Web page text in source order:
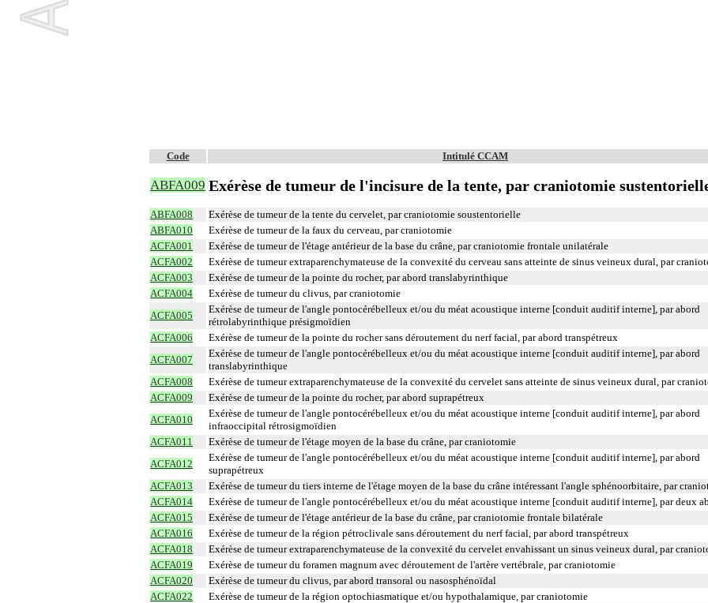
Code Intitulé CCAM
ABFA009 Exérèse de tumeur de l'incisure de la tente, par craniotomie
ABFA008 Exérèse de tumeur de la tente du cervelet, par craniotomie soustentorielle
ABFA010 Exérèse de tumeur de la faux du cerveau, par craniotomie
ACFA001 Exérèse de tumeur de l'étage antérieur de la base du crâne, par craniotomie frontale unilatérale
ACFA002 Exérèse de tumeur extraparenchymateuse de la convexité du cerveau sans atteinte de sinus veineux dural, par
ACFA003 Exérèse de tumeur de la pointe du rocher, par abord translabyrinthique
ACFA004 Exérèse de tumeur du clivus, par craniotomie
ACFA005
Exérèse de tumeur de l'angle pontocérébelleux et/ou du méat acoustique interne [conduit auditif interne], par abord
rétrolabyrinthique présigmoïdien
ACFA006 Exérèse de tumeur de la pointe du rocher sans déroutement du nerf facial, par abord transpétreux
ACFA007
Exérèse de tumeur de l'angle pontocérébelleux et/ou du méat acoustique interne [conduit auditif interne], par abord
translabyrinthique
ACFA008 Exérèse de tumeur extraparenchymateuse de la convexité du cervelet sans atteinte de sinus veineux dural, par
ACFA009 Exérèse de tumeur de la pointe du rocher, par abord suprapétreux
ACFA010
Exérèse de tumeur de l'angle pontocérébelleux et/ou du méat acoustique interne [conduit auditif interne], par abord
infraoccipital rétrosigmoïdien
ACFA011 Exérèse de tumeur de l'étage moyen de la base du crâne, par craniotomie
ACFA012
Exérèse de tumeur de l'angle pontocérébelleux et/ou du méat acoustique interne [conduit auditif interne], par abord
suprapétreux
ACFA013 Exérèse de tumeur du tiers interne de l'étage moyen de la base du crâne intéressant l'angle sphénoorbitaire, par
ACFA014 Exérèse de tumeur de l'angle pontocérébelleux et/ou du méat acoustique interne [conduit auditif interne], par deux
ACFA015 Exérèse de tumeur de l'étage antérieur de la base du crâne, par craniotomie frontale bilatérale
ACFA016 Exérèse de tumeur de la région pétroclivale sans déroutement du nerf facial, par abord transpétreux
ACFA018 Exérèse de tumeur extraparenchymateuse de la convexité du cervelet envahissant un sinus veineux dural, par
ACFA019 Exérèse de tumeur du foramen magnum avec déroutement de l'artère vertébrale, par craniotomie
ACFA020 Exérèse de tumeur du clivus, par abord transoral ou nasosphénoïdal
ACFA022 Exérèse de tumeur de la région optochiasmatique et/ou hypothalamique, par craniotomie